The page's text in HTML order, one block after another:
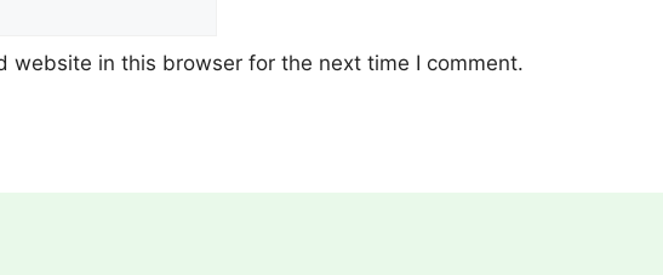
website in this browser for the next time I comment.